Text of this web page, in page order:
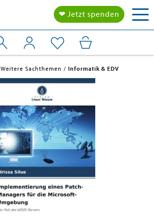
❤ Jetzt spenden
Weitere Sachthemen Informatik & EDV